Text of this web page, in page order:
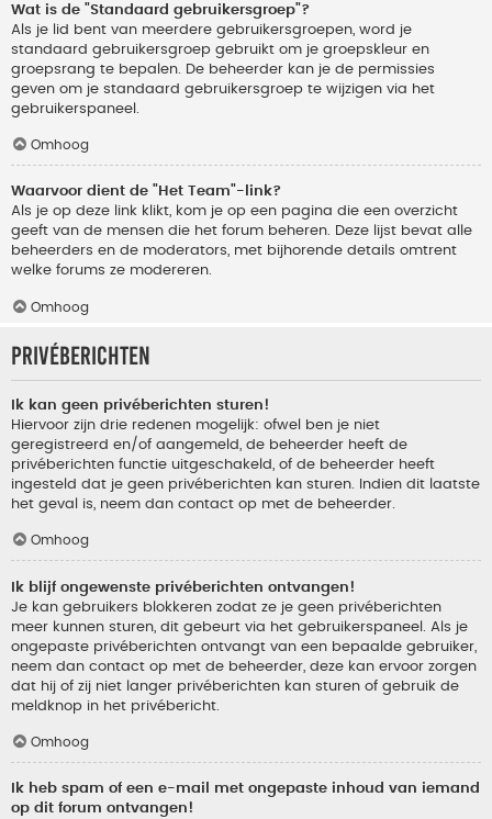
Wat is de "Standaard gebruikersgroep"?
Als je lid bent van meerdere gebruikersgroepen, word je
standaard gebruikersgroep gebruikt om je groepskleur en
groepsrang te bepalen. De beheerder kan je de permissies
geven om je standaard gebruikersgroep te wijzigen via het
gebruikerspaneel.
Omhoog
Waarvoor dient de "Het Team"-link?
Als je op deze link klikt, kom je op een pagina die een overzicht
geeft van de mensen die het forum beheren. Deze lijst bevat alle
beheerders en de moderators, met bijhorende details omtrent
welke forums ze modereren.
Omhoog
Privéberichten
Ik kan geen privéberichten sturen!
Hiervoor zijn drie redenen mogelijk: ofwel ben je niet
geregistreerd en/of aangemeld, de beheerder heeft de
privéberichten functie uitgeschakeld, of de beheerder heeft
ingesteld dat je geen privéberichten kan sturen. Indien dit laatste
het geval is, neem dan contact op met de beheerder.
Omhoog
Ik blijf ongewenste privéberichten ontvangen!
Je kan gebruikers blokkeren zodat ze je geen privéberichten
meer kunnen sturen, dit gebeurt via het gebruikerspaneel. Als je
ongepaste privéberichten ontvangt van een bepaalde gebruiker,
neem dan contact op met de beheerder, deze kan ervoor zorgen
dat hij of zij niet langer privéberichten kan sturen of gebruik de
meldknop in het privébericht.
Omhoog
Ik heb spam of een e-mail met ongepaste inhoud van iemand
op dit forum ontvangen!